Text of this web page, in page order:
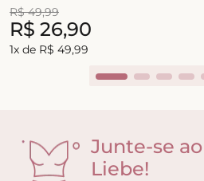
R$ 49,99
R$ 26,90
1x de R$ 49,99
Junte-se
Liebe!